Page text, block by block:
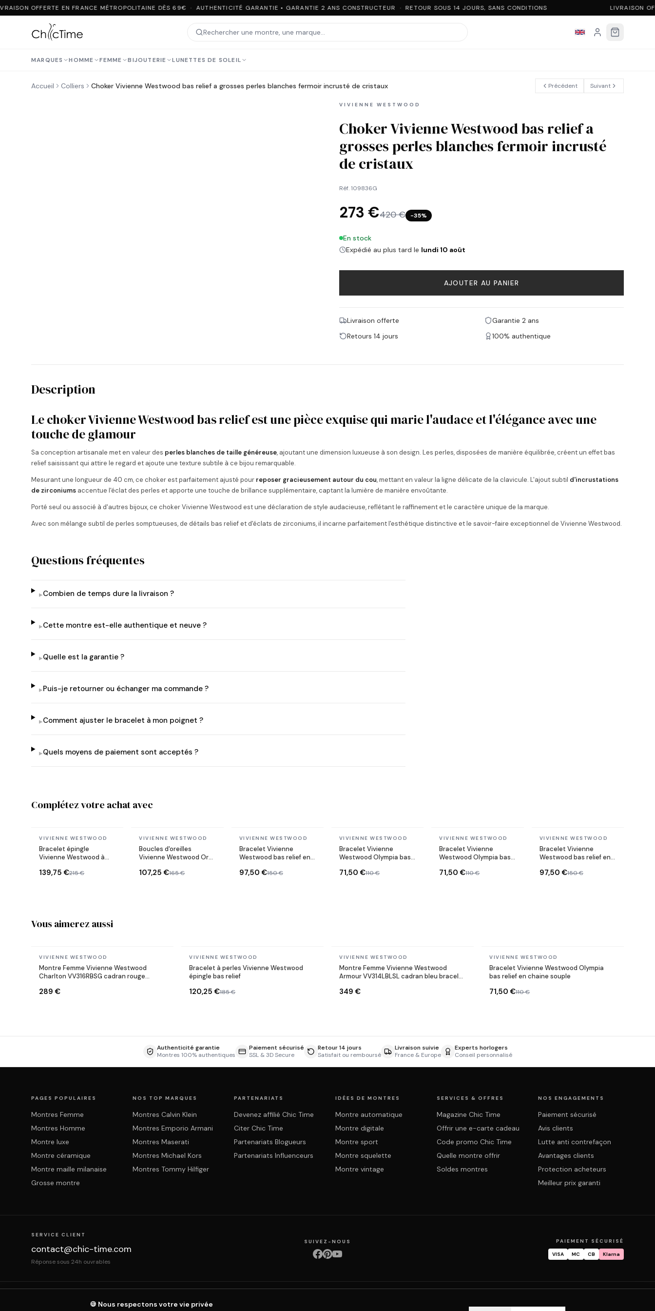
OFFERTE EN FRANCE MÉTROPOLITAINE DÈS 69€ · AUTHENTICITÉ GARANTIE • GARANTIE 2 ANS CONSTRUCTEUR · RETOUR SOUS 14 JOURS, SANS CONDITIONS LIVRAISON
MARQUES HOMME FEMME BIJOUTERIE LUNETTES DE SOLEIL
Accueil Colliers Choker Vivienne Westwood bas relief a grosses perles blanches fermoir incrusté de cristaux Précédent Suivant
VIVIENNE WESTWOOD
Choker Vivienne Westwood bas relief a
grosses perles blanches fermoir incrusté
de cristaux
Réf.109836G
273 €420 € −35%
En stock
Expédié au plus tard le lundi 10 août
AJOUTER AU PANIER
Livraison offerte
Garantie 2 ans
Retours 14 jours
100% authentique
Description
Le choker Vivienne Westwood bas relief est une pièce exquise qui marie l'audace et l'élégance avec une
touche de glamour
Sa conception artisanale met en valeur des perles blanches de taille généreuse, ajoutant une dimension luxueuse à son design. Les perles, disposées de manière équilibrée, créent un effet bas
relief saisissant qui attire le regard et ajoute une texture subtile à ce bijou remarquable.
Mesurant une longueur de 40 cm, ce choker est parfaitement ajusté pour reposer gracieusement autour du cou, mettant en valeur la ligne délicate de la clavicule. L'ajout subtil d'incrustations
de zirconiums accentue l'éclat des perles et apporte une touche de brillance supplémentaire, captant la lumière de manière envoûtante.
Porté seul ou associé à d'autres bijoux, ce choker Vivienne Westwood est une déclaration de style audacieuse, reflétant le raffinement et le caractère unique de la marque.
Avec son mélange subtil de perles somptueuses, de détails bas relief et d'éclats de zirconiums, il incarne parfaitement l'esthétique distinctive et le savoir-faire exceptionnel de Vivienne Westwood.
Questions fréquentes
▸Combien de temps dure la livraison ?
▸Cette montre est-elle authentique et neuve ?
▸Quelle est la garantie ?
▸Puis-je retourner ou échanger ma commande ?
▸Comment ajuster le bracelet à mon poignet ?
▸Quels moyens de paiement sont acceptés ?
Complétez votre achat avec
En stock
VIVIENNE WESTWOOD
Bracelet épingle
Vivienne Westwood à
Lucrece
139,75 €215 €
En stock
VIVIENNE WESTWOOD
Boucles d'oreilles
Vivienne Westwood Orb
jaune
107,25 €165 €
En stock
VIVIENNE WESTWOOD
Bracelet Vivienne
Westwood bas relief en
97,50 €150 €
En stock
VIVIENNE WESTWOOD
Bracelet Vivienne
Westwood Olympia bas
71,50 €110 €
En stock
VIVIENNE WESTWOOD
Bracelet Vivienne
Westwood Olympia bas
71,50 €110 €
En stock
VIVIENNE WESTWOOD
Bracelet Vivienne
Westwood bas relief en
97,50 €150 €
Vous aimerez aussi
En stock
VIVIENNE WESTWOOD
Montre Femme Vivienne Westwood
Charlton VV316RBSG cadran rouge
289 €
En stock
VIVIENNE WESTWOOD
Bracelet à perles Vivienne Westwood
épingle bas relief
120,25 €185 €
En stock
VIVIENNE WESTWOOD
Montre Femme Vivienne Westwood
Armour VV314LBLSL cadran bleu bracelet
349 €
En stock
VIVIENNE WESTWOOD
Bracelet Vivienne Westwood Olympia
bas relief en chaine souple
71,50 €110 €
Authenticité garantie
Montres 100% authentiques
Paiement sécurisé
SSL & 3D Secure
Retour 14 jours
Satisfait ou remboursé
Livraison suivie
France & Europe
Experts horlogers
Conseil personnalisé
PAGES POPULAIRES
Montres Femme
Montres Homme
Montre luxe
Montre céramique
Montre maille milanaise
Grosse montre
NOS TOP MARQUES
Montres Calvin Klein
Montres Emporio Armani
Montres Maserati
Montres Michael Kors
Montres Tommy Hilfiger
PARTENARIATS
Devenez affilié Chic Time
Citer Chic Time
Partenariats Blogueurs
Partenariats Influenceurs
IDÉES DE MONTRES
Montre automatique
Montre digitale
Montre sport
Montre squelette
Montre vintage
SERVICES & OFFRES
Magazine Chic Time
Offrir une e-carte cadeau
Code promo Chic Time
Quelle montre offrir
Soldes montres
NOS ENGAGEMENTS
Paiement sécurisé
Avis clients
Lutte anti contrefaçon
Avantages clients
Protection acheteurs
Meilleur prix garanti
SERVICE CLIENT
contact@chic-time.com
Réponse sous 24h ouvrables
SUIVEZ-NOUS PAIEMENT SÉCURISÉ
VISA MC CB Klarna
🍪 Nous respectons votre vie privée